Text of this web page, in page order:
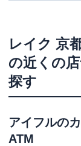
レイク 京
の近くの
探す
アイフルの
ATM